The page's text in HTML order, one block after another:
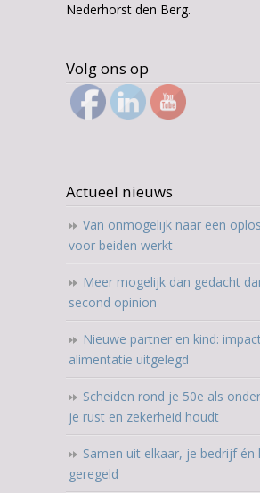
Nederhorst den Berg.
Volg ons op
Actueel nieuws
Van onmogelijk naar een
voor beiden werkt
Meer mogelijk dan gedacht
second opinion
Nieuwe partner en kind:
alimentatie uitgelegd
Scheiden rond je 50e als
je rust en zekerheid houdt
Samen uit elkaar, je bedrijf én
geregeld